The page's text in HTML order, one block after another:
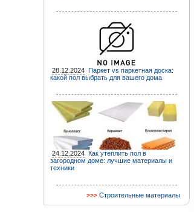
28.12.2024 Паркет vs паркетная доска:
какой пол выбрать для вашего дома
24.12.2024 Как утеплить пол в
загородном доме: лучшие материалы и
техники
Строительные материалы